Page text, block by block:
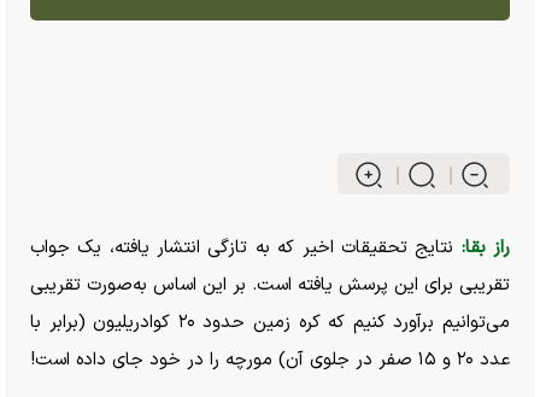
راز بقا: نتایج تحقیقات اخیر که به تازگی انتشار یافته، یک جواب
تقریبی برای این پرسش یافته است. بر این اساس به‌صورت تقریبی
می‌توانیم برآورد کنیم که کره زمین حدود ۲۰ کوادریلیون (برابر با
عدد ۲۰ و ۱۵ صفر در جلوی آن) مورچه را در خود جای داده است!